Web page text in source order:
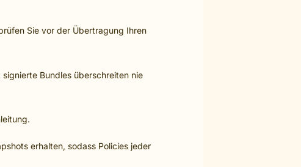
Sie vor der Übertragung Ihren
Bundles überschreiten nie
.
erhalten, sodass Policies jeder